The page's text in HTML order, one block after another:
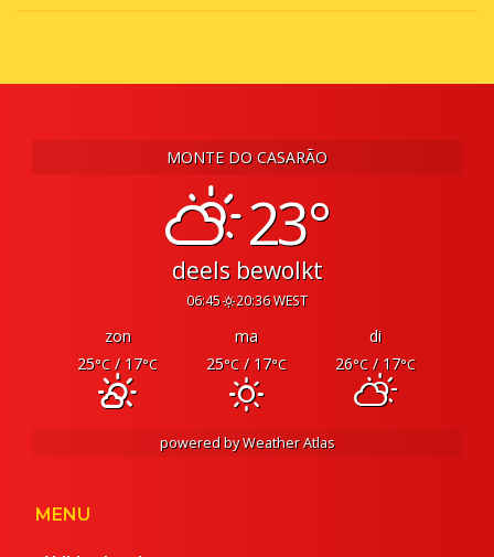
MONTE DO CASARÃO
23°
deels bewolkt
06:45 20:36 WEST
zon ma
di
25°C/ 17°C 25°C/ 17°C 26°C/ 17°C
powered byWeather Atlas
MENU